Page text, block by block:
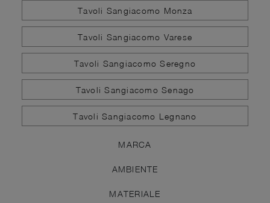
Tavoli Sangiacomo Monza
Tavoli Sangiacomo Varese
Tavoli Sangiacomo Seregno
Tavoli Sangiacomo Senago
Tavoli Sangiacomo Legnano
MARCA
AMBIENTE
MATERIALE